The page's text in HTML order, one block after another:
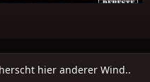
hier anderer Wind..